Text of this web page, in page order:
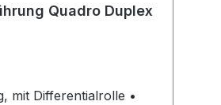
Quadro Duplex
mit Differentialrolle •